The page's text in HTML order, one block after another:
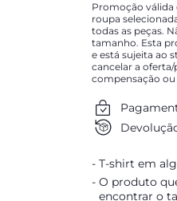
Promoção válida
roupa
todas as peças.
tamanho. Esta
e está sujeita ao
cancelar a
compensação
T-shirt em
O produto
encontrar o